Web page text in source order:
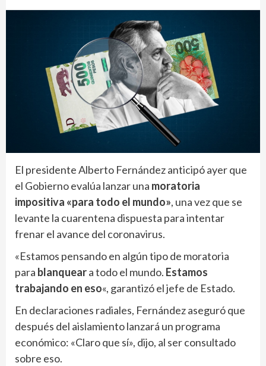
El presidente Alberto Fernández anticipó ayer que
el Gobierno evalúa lanzar una moratoria
impositiva «para todo el mundo», una vez que se
levante la cuarentena dispuesta para intentar
frenar el avance del coronavirus.
«Estamos pensando en algún tipo de moratoria
para blanqueara todo el mundo. Estamos
trabajando en eso«, garantizó el jefe de Estado.
En declaraciones radiales, Fernández aseguró que
después del aislamiento lanzará un programa
económico: «Claro que sí», dijo, al ser consultado
sobre eso.